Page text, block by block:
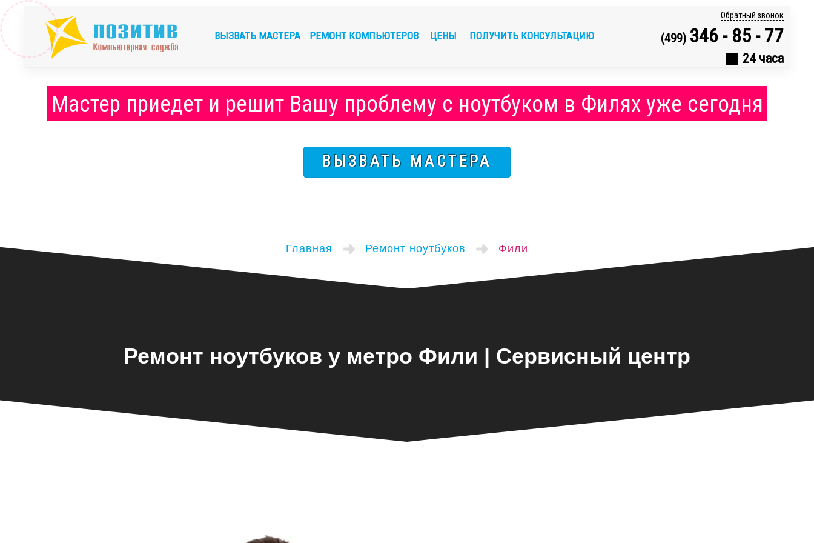
Обратный звонок
(499) 346 - 85 - 77
24 часа
ВЫЗВАТЬ МАСТЕРА РЕМОНТ КОМПЬЮТЕРОВ ЦЕНЫ ПОЛУЧИТЬ КОНСУЛЬТАЦИЮ
Мастер приедет и решит Вашу проблему с ноутбуком в Филях уже сегодня
ВЫЗВАТЬ МАСТЕРА
Главная Ремонт ноутбуков Фили
Ремонт ноутбуков у метро Фили | Сервисный центр